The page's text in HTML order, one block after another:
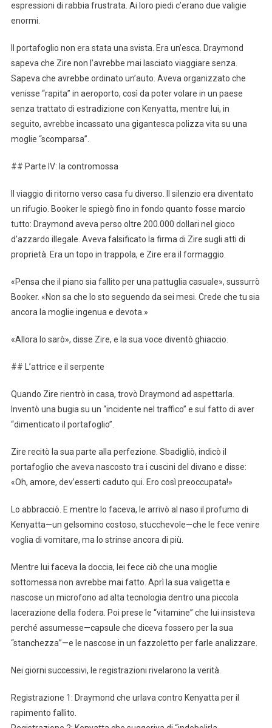
espressioni di rabbia frustrata. Ai loro piedi c’erano due valigie
enormi.
Il portafoglio non era stata una svista. Era un’esca. Draymond
sapeva che Zire non l’avrebbe mai lasciato viaggiare senza.
Sapeva che avrebbe ordinato un’auto. Aveva organizzato che
venisse “rapita” in aeroporto, così da poter volare in un paese
senza trattato di estradizione con Kenyatta, mentre lui, in
seguito, avrebbe incassato una gigantesca polizza vita su una
moglie “scomparsa”.
## Parte IV: la contromossa
Il viaggio di ritorno verso casa fu diverso. Il silenzio era diventato
un rifugio. Booker le spiegò fino in fondo quanto fosse marcio
tutto: Draymond aveva perso oltre 200.000 dollari nel gioco
d’azzardo illegale. Aveva falsificato la firma di Zire sugli atti di
proprietà. Era un topo in trappola, e Zire era il formaggio.
«Pensa che il piano sia fallito per una pattuglia casuale», sussurrò
Booker. «Non sa che lo sto seguendo da sei mesi. Crede che tu sia
ancora la moglie ingenua e devota.»
«Allora lo sarò», disse Zire, e la sua voce diventò ghiaccio.
## L’attrice e il serpente
Quando Zire rientrò in casa, trovò Draymond ad aspettarla.
Inventò una bugia su un “incidente nel traffico” e sul fatto di aver
“dimenticato il portafoglio”.
Zire recitò la sua parte alla perfezione. Sbadigliò, indicò il
portafoglio che aveva nascosto tra i cuscini del divano e disse:
«Oh, amore, dev’esserti caduto qui. Ero così preoccupata!»
Lo abbracciò. E mentre lo faceva, le arrivò al naso il profumo di
Kenyatta—un gelsomino costoso, stucchevole—che le fece venire
voglia di vomitare, ma lo strinse ancora di più.
Mentre lui faceva la doccia, lei fece ciò che una moglie
sottomessa non avrebbe mai fatto. Aprì la sua valigetta e
nascose un microfono ad alta tecnologia dentro una piccola
lacerazione della fodera. Poi prese le “vitamine” che lui insisteva
perché assumesse—capsule che diceva fossero per la sua
“stanchezza”—e le nascose in un fazzoletto per farle analizzare.
Nei giorni successivi, le registrazioni rivelarono la verità.
Registrazione 1: Draymond che urlava contro Kenyatta per il
rapimento fallito.